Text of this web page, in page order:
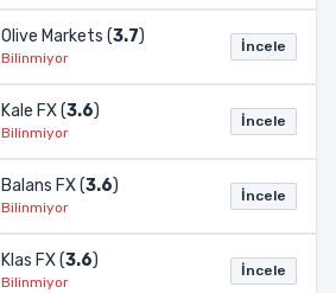
Olive Markets (3.7)
Bilinmiyor
İncele
Kale FX (3.6)
Bilinmiyor
İncele
Balans FX (3.6)
Bilinmiyor
İncele
Klas FX (3.6)
Bilinmiyor
İncele